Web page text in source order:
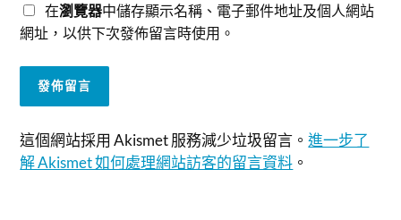
在瀏覽器中儲存顯示名稱、電子郵件地址及個人網站
網址，以供下次發佈留言時使用。
這個網站採用 Akismet 服務減少垃圾留言。進一步了
解 Akismet 如何處理網站訪客的留言資料 。